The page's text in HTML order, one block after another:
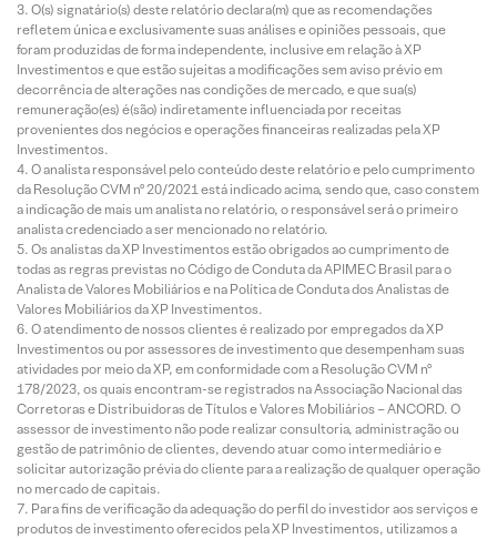
O(s) signatário(s) deste relatório declara(m) que as recomendações
refletem única e exclusivamente suas análises e opiniões pessoais, que
foram produzidas de forma independente, inclusive em relação à XP
Investimentos e que estão sujeitas a modificações sem aviso prévio em
decorrência de alterações nas condições de mercado, e que sua(s)
remuneração(es) é(são) indiretamente influenciada por receitas
provenientes dos negócios e operações financeiras realizadas pela XP
Investimentos.
O analista responsável pelo conteúdo deste relatório e pelo cumprimento
da Resolução CVM nº 20/2021 está indicado acima, sendo que, caso constem
a indicação de mais um analista no relatório, o responsável será o primeiro
analista credenciado a ser mencionado no relatório.
Os analistas da XP Investimentos estão obrigados ao cumprimento de
todas as regras previstas no Código de Conduta da APIMEC Brasil para o
Analista de Valores Mobiliários e na Política de Conduta dos Analistas de
Valores Mobiliários da XP Investimentos.
O atendimento de nossos clientes é realizado por empregados da XP
Investimentos ou por assessores de investimento que desempenham suas
atividades por meio da XP, em conformidade com a Resolução CVM nº
178/2023, os quais encontram-se registrados na Associação Nacional das
Corretoras e Distribuidoras de Títulos e Valores Mobiliários – ANCORD. O
assessor de investimento não pode realizar consultoria, administração ou
gestão de patrimônio de clientes, devendo atuar como intermediário e
solicitar autorização prévia do cliente para a realização de qualquer operação
no mercado de capitais.
Para fins de verificação da adequação do perfil do investidor aos serviços e
produtos de investimento oferecidos pela XP Investimentos, utilizamos a